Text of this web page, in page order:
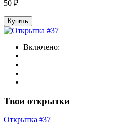
50 ₽
Купить
Включено:
Твои открытки
Открытка #37